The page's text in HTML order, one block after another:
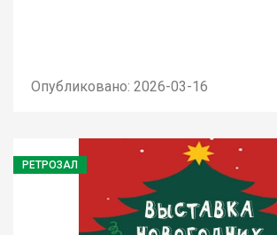
Опубликовано: 2026-03-16
РЕТРОЗАЛ